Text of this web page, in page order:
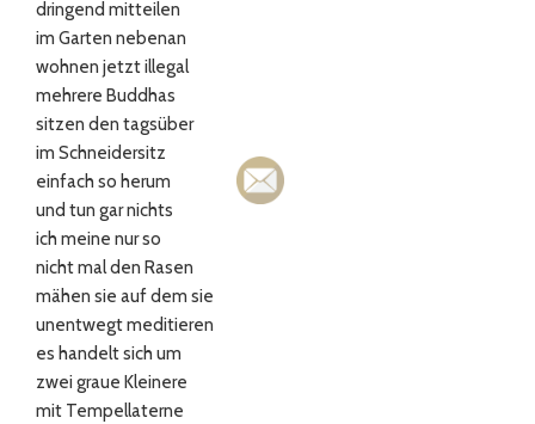
dringend mitteilen
im Garten nebenan
wohnen jetzt illegal
mehrere Buddhas
sitzen den tagsüber
im Schneidersitz
einfach so herum
und tun gar nichts
ich meine nur so
nicht mal den Rasen
mähen sie auf dem sie
unentwegt meditieren
es handelt sich um
zwei graue Kleinere
mit Tempellaterne